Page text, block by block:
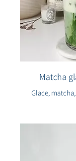
Matcha
Glace,